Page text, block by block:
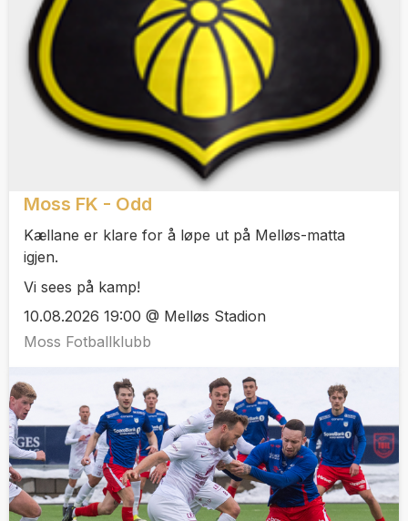
Moss FK - Odd
Kællane er klare for å løpe ut på Melløs-matta
igjen.
Vi sees på kamp!
10.08.2026 19:00 @ Melløs Stadion
Moss Fotballklubb